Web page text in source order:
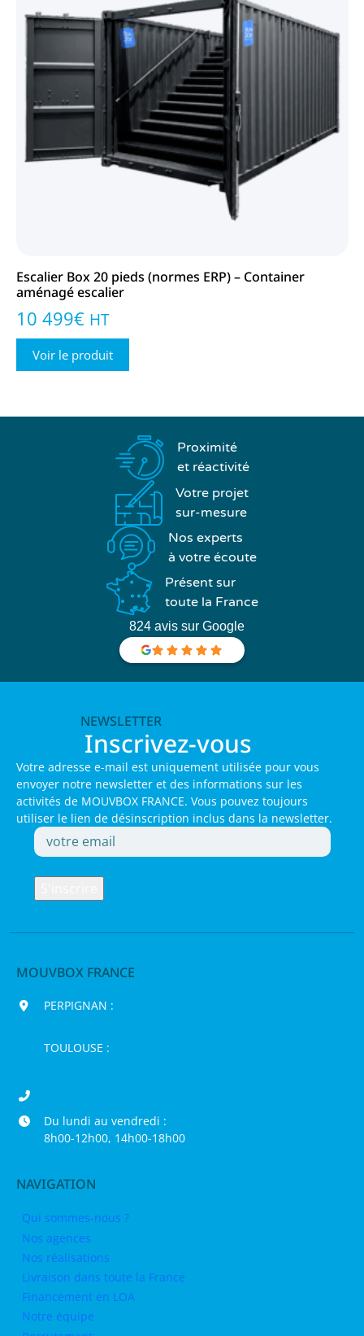
Escalier Box 20 pieds (normes ERP) – Container
aménagé escalier
10 499€ HT
Voir le produit
Proximité
et réactivité
Votre projet
sur-mesure
Nos experts
à votre écoute
Présent sur
toute la France
824 avis sur Google
NEWSLETTER
Inscrivez-vous
Votre adresse e-mail est uniquement utilisée pour vous
envoyer notre newsletter et des informations sur les
activités de MOUVBOX FRANCE. Vous pouvez toujours
utiliser le lien de désinscription inclus dans la newsletter.
MOUVBOX FRANCE
PERPIGNAN :
TOULOUSE :
Du lundi au vendredi :
8h00-12h00, 14h00-18h00
NAVIGATION
Qui sommes-nous ?
Nos agences
Nos réalisations
Livraison dans toute la France
Financement en LOA
Notre équipe